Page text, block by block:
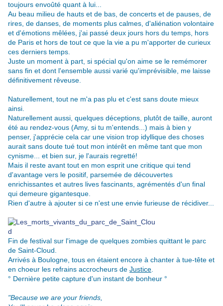
toujours envoûté quant à lui...
Au beau milieu de hauts et de bas, de concerts et de pauses, de
rires, de danses, de moments plus calmes, d'aliénation volontaire
et d'émotions mêlées, j'ai passé deux jours hors du temps, hors
de Paris et hors de tout ce que la vie a pu m'apporter de curieux
ces derniers temps.
Juste un moment à part, si spécial qu'on aime se le remémorer
sans fin et dont l'ensemble aussi varié qu'imprévisible, me laisse
définitivement rêveuse.
Naturellement, tout ne m'a pas plu et c'est sans doute mieux
ainsi.
Naturellement aussi, quelques déceptions, plutôt de taille, auront
été au rendez-vous (Amy, si tu m'entends...) mais à bien y
penser, j'apprécie cela car une vision trop idyllique des choses
aurait sans doute tué tout mon intérêt en même tant que mon
cynisme... et bien sur, je l'aurais regretté!
Mais il reste avant tout en mon esprit une critique qui tend
d'avantage vers le positif, parsemée de découvertes
enrichissantes et autres lives fascinants, agrémentés d'un final
qui demeure gigantesque.
Rien d'autre à ajouter si ce n'est une envie furieuse de récidiver...
Fin de festival sur l'image de quelques zombies quittant le parc
de Saint-Cloud.
Arrivés à Boulogne, tous en étaient encore à chanter à tue-tête et
en choeur les refrains accrocheurs de Justice
° Dernière petite capture d'un instant de bonheur °
"Because we are your friends,